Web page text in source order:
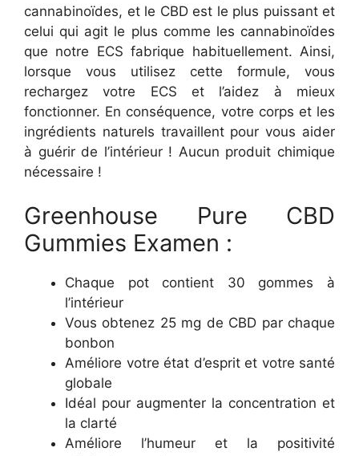
cannabinoïdes, et le CBD est le plus puissant et
celui qui agit le plus comme les cannabinoïdes
que notre ECS fabrique habituellement. Ainsi,
lorsque vous utilisez cette formule, vous
rechargez votre ECS et l’aidez à mieux
fonctionner. En conséquence, votre corps et les
ingrédients naturels travaillent pour vous aider
à guérir de l’intérieur ! Aucun produit chimique
nécessaire !
Greenhouse Pure CBD
Gummies Examen :
Chaque pot contient 30 gommes à
l’intérieur
Vous obtenez 25 mg de CBD par chaque
bonbon
Améliore votre état d’esprit et votre santé
globale
Idéal pour augmenter la concentration et
la clarté
Améliore l’humeur et la positivité